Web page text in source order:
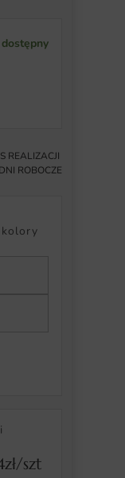
REALIZACJI
ROBOCZE
kolory
szt